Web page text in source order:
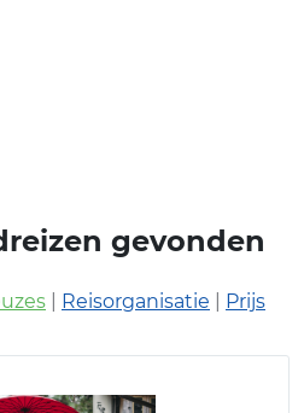
gevonden
Reisorganisatie Prijs